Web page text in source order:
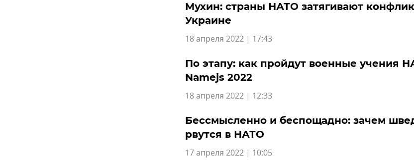
Мухин: страны НАТО затягивают
Украине
18 апреля 2022 | 17:43
По этапу: как пройдут военные учения
Namejs 2022
18 апреля 2022 | 12:33
Бессмысленно и беспощадно: зачем
рвутся в НАТО
17 апреля 2022 | 10:05